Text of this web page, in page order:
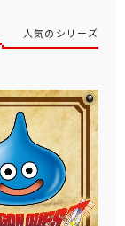
人気のシリーズ